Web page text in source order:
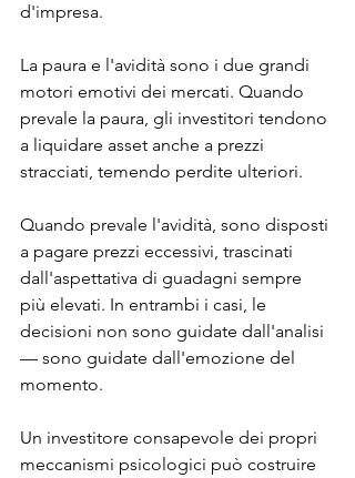
d'impresa.
La paura e l'avidità sono i due grandi
motori emotivi dei mercati. Quando
prevale la paura, gli investitori tendono
a liquidare asset anche a prezzi
stracciati, temendo perdite ulteriori.
Quando prevale l'avidità, sono disposti
a pagare prezzi eccessivi, trascinati
dall'aspettativa di guadagni sempre
più elevati. In entrambi i casi, le
decisioni non sono guidate dall'analisi
— sono guidate dall'emozione del
momento.
Un investitore consapevole dei propri
meccanismi psicologici può costruire